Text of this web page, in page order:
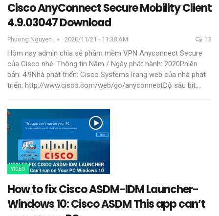
Cisco AnyConnect Secure Mobility Client
4.9.03047 Download
Phuong.nguyen 2020/11/21 - 11:38 AM 13
Hôm nay admin chia sẻ phầm mềm VPN Anyconnect Secure
của Cisco nhé. Thông tin Năm / Ngày phát hành: 2020Phiên
bản: 4.9Nhà phát triển: Cisco SystemsTrang web của nhà phát
triển: http://www.cisco.com/web/go/anyconnectĐộ sâu bit:…
VIDEO
How to fix Cisco ASDM-IDM Launcher-
Windows 10: Cisco ASDM This app can’t